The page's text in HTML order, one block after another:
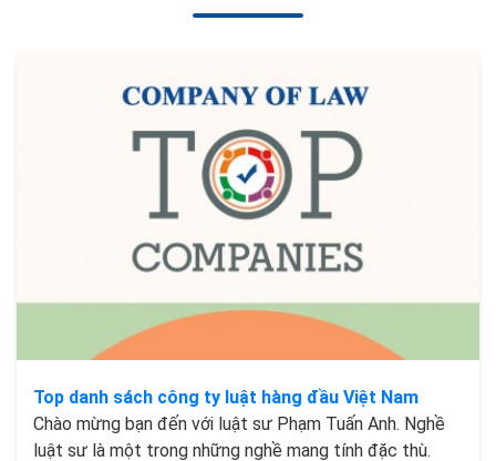
Top danh sách công ty luật hàng đầu Việt Nam
Chào mừng bạn đến với luật sư Phạm Tuấn Anh. Nghề
luật sư là một trong những nghề mang tính đặc thù.